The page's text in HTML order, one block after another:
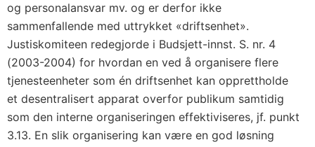
og personalansvar mv. og er derfor ikke
sammenfallende med uttrykket «driftsenhet».
Justiskomiteen redegjorde i Budsjett-innst. S. nr. 4
(2003-2004) for hvordan en ved å organisere flere
tjenesteenheter som én driftsenhet kan opprettholde
et desentralisert apparat overfor publikum samtidig
som den interne organiseringen effektiviseres, jf. punkt
3.13. En slik organisering kan være en god løsning